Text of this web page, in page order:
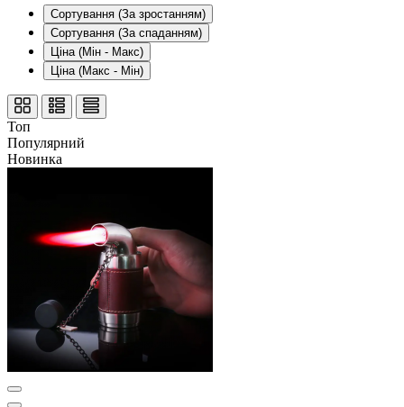
Сортування (За зростанням)
Сортування (За спаданням)
Ціна (Мін - Макс)
Ціна (Макс - Мін)
Топ
Популярний
Новинка